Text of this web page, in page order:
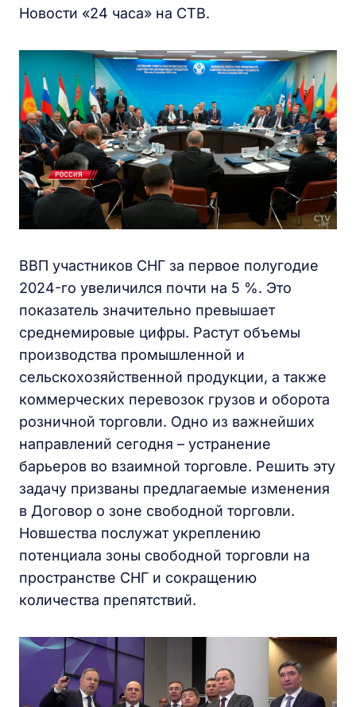
Новости «24 часа» на СТВ.
ВВП участников СНГ за первое полугодие
2024-го увеличился почти на 5 %. Это
показатель значительно превышает
среднемировые цифры. Растут объемы
производства промышленной и
сельскохозяйственной продукции, а также
коммерческих перевозок грузов и оборота
розничной торговли. Одно из важнейших
направлений сегодня – устранение
барьеров во взаимной торговле. Решить эту
задачу призваны предлагаемые изменения
в Договор о зоне свободной торговли.
Новшества послужат укреплению
потенциала зоны свободной торговли на
пространстве СНГ и сокращению
количества препятствий.